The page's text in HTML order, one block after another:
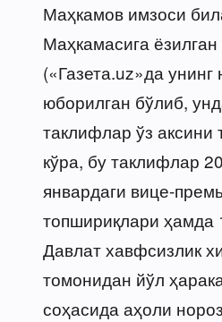
Маҳкамов имзоси
Маҳкамасига ёзилган
(«Газета.uz»да
юборилган бўлиб,
таклифлар ўз аксини
кўра, бу таклифлар
январдаги вице-
топшириқлари ҳамда
Давлат хавфсизлик
томонидан йўл
соҳасида аҳоли